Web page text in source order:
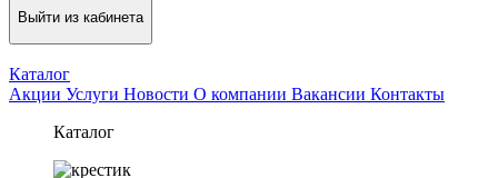
Выйти из кабинета
Каталог
Акции Услуги Новости О компании Вакансии Контакты
Каталог